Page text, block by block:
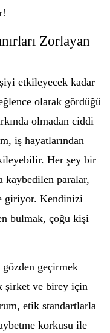
Zorlayan
etkileyecek kadar
olarak gördüğü
olmadan ciddi
iş hayatlarından
Her şey bir
kaybedilen paralar,
giriyor. Kendinizi
bulmak, çoğu kişi
geçirmek
şirket ve birey için
etik standartlarla
korkusu ile